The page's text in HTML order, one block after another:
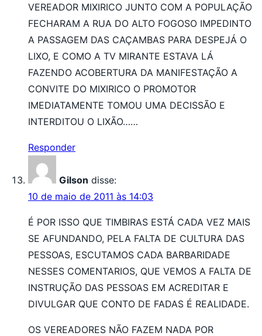
VEREADOR MIXIRICO JUNTO COM A POPULAÇÃO
FECHARAM A RUA DO ALTO FOGOSO IMPEDINTO
A PASSAGEM DAS CAÇAMBAS PARA DESPEJÁ O
LIXO, E COMO A TV MIRANTE ESTAVA LÁ
FAZENDO ACOBERTURA DA MANIFESTAÇÃO A
CONVITE DO MIXIRICO O PROMOTOR
IMEDIATAMENTE TOMOU UMA DECISSÃO E
INTERDITOU O LIXÃO……
Responder
Gilson disse:
10 de maio de 2011 às 14:03
É POR ISSO QUE TIMBIRAS ESTÁ CADA VEZ MAIS
SE AFUNDANDO, PELA FALTA DE CULTURA DAS
PESSOAS, ESCUTAMOS CADA BARBARIDADE
NESSES COMENTARIOS, QUE VEMOS A FALTA DE
INSTRUÇÃO DAS PESSOAS EM ACREDITAR E
DIVULGAR QUE CONTO DE FADAS É REALIDADE.
OS VEREADORES NÃO FAZEM NADA POR